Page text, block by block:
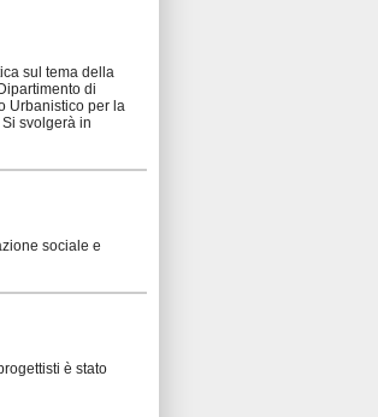
sul tema della
di
Urbanistico per la
svolgerà in
sociale e
è stato